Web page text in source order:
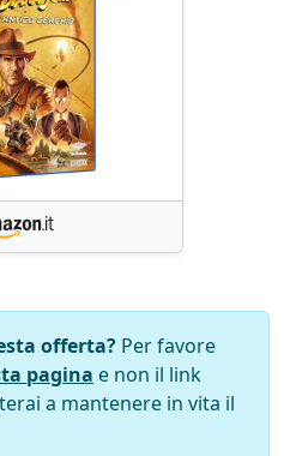
offerta? Per favore
pagina e non il link
a mantenere in vita il